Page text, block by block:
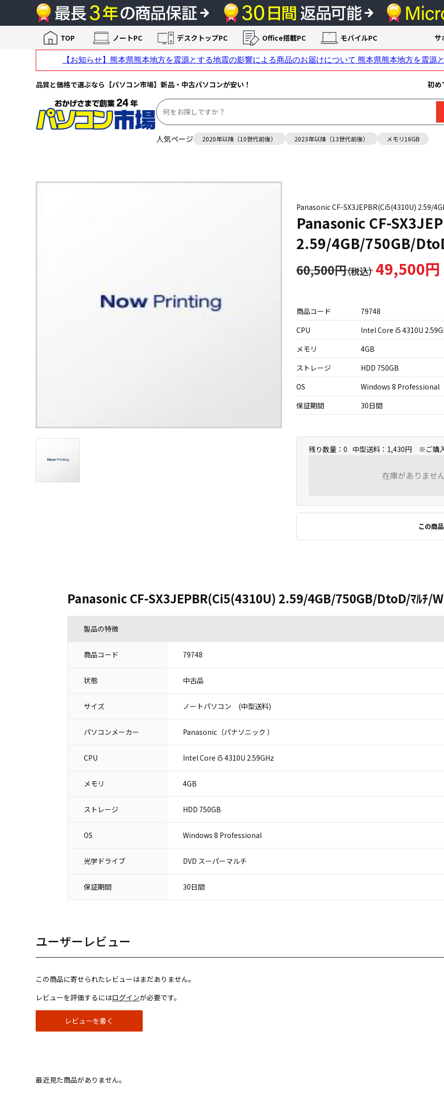
品質と価格で選ぶなら【パソコン市場】新品・中古パソコンが安い！ 初め
人気ページ 2020年以降（10世代前後） 2023年以降（13世代前後） メモリ16GB
TOP ノートPC デスクトップPC Office搭載PC モバイルPC サ
Panasonic CF-SX3JEPBR(Ci5(4310U) 2.59/
Panasonic CF-
2.59/4GB/750GB/
49,500円
60,500円
商品コード
79748
CPU
Intel Core i5 4310U
メモリ
4GB
ストレージ
HDD 750GB
OS
Windows 8 Professional
保証期間
30日間
残り数量：0 中型送料：1,430円 ※ご購入
在庫がありませ
この商
Panasonic CF-SX3JEPBR(Ci5(4310U) 2.59/4GB/750GB/DtoD/ﾏﾙﾁ/
製品の特徴
商品コード 79748
状態 中古品
サイズ ノートパソコン (中型送料)
パソコンメーカー Panasonic（パナソニック ）
CPU Intel Core i5 4310U 2.59GHz
メモリ 4GB
ストレージ HDD 750GB
OS Windows 8 Professional
光学ドライブ DVD スーパーマルチ
保証期間 30日間
ユーザーレビュー
この商品に寄せられたレビューはまだありません。
レビューを評価するにはログインが必要です。
レビューを書く
最近見た商品がありません。